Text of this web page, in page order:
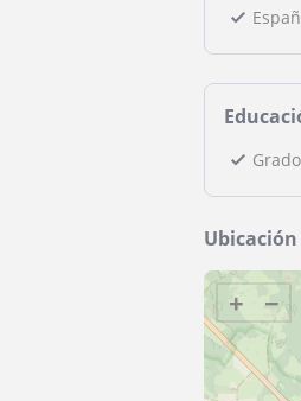
+ −